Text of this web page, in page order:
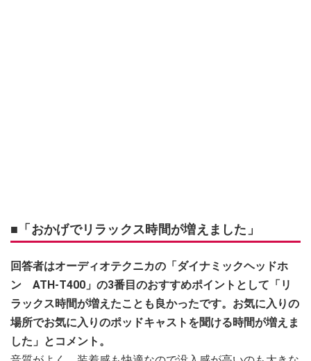
■「おかげでリラックス時間が増えました」
回答者はオーディオテクニカの「ダイナミックヘッドホ
ン ATH-T400」の3番目のおすすめポイントとして「リ
ラックス時間が増えたことも良かったです。お気に入りの
場所でお気に入りのポッドキャストを聞ける時間が増えま
した」とコメント。